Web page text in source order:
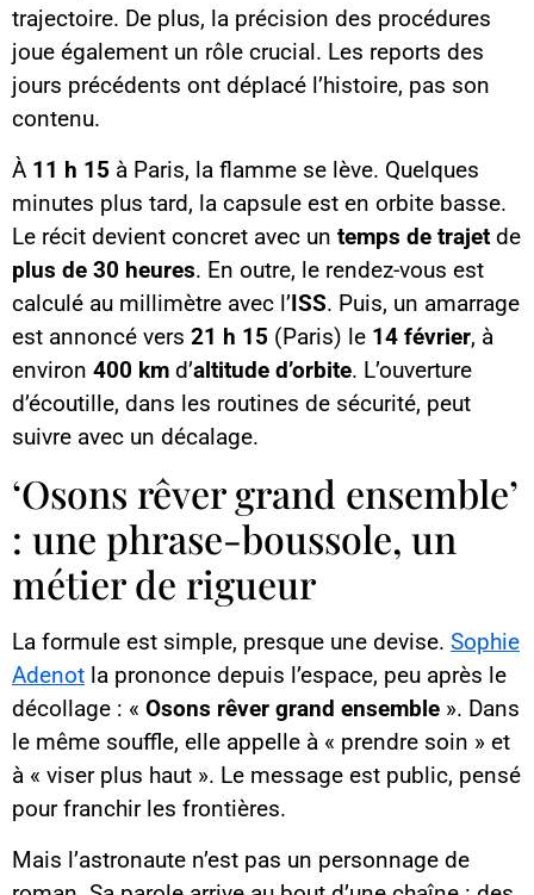
trajectoire. De plus, la précision des procédures
joue également un rôle crucial. Les reports des
jours précédents ont déplacé l’histoire, pas son
contenu.
À 11 h 15 à Paris, la flamme se lève. Quelques
minutes plus tard, la capsule est en orbite basse.
Le récit devient concret avec un temps de trajet de
plus de 30 heures. En outre, le rendez-vous est
calculé au millimètre avec l’ISS. Puis, un amarrage
est annoncé vers 21 h 15 (Paris) le 14 février, à
environ 400 km d’altitude d’orbite. L’ouverture
d’écoutille, dans les routines de sécurité, peut
suivre avec un décalage.
‘Osons rêver grand ensemble’
: une phrase-boussole, un
métier de rigueur
La formule est simple, presque une devise. Sophie
Adenot la prononce depuis l’espace, peu après le
décollage : « Osons rêver grand ensemble ». Dans
le même souffle, elle appelle à « prendre soin » et
à « viser plus haut ». Le message est public, pensé
pour franchir les frontières.
Mais l’astronaute n’est pas un personnage de